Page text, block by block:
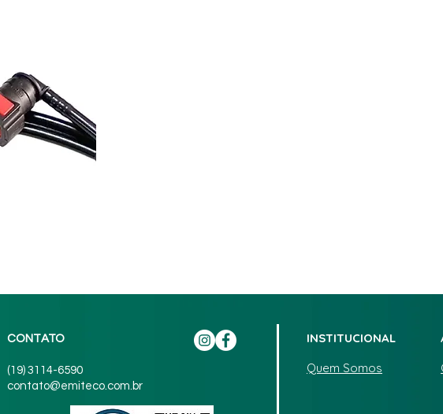
CONTATO
(19) 3114-6590
contato@emiteco.com.br
INSTITUCIONAL
Quem Somos